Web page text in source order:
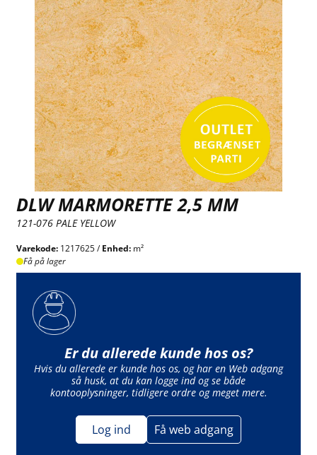
DLW MARMORETTE 2,5 MM
121-076 PALE YELLOW
Varekode: 1217625 /Enhed: m²
Få på lager
Er du allerede kunde hos os?
Hvis du allerede er kunde hos os, og har en Web adgang
så husk, at du kan logge ind og se både
kontooplysninger, tidligere ordre og meget mere.
Log ind Få web adgang